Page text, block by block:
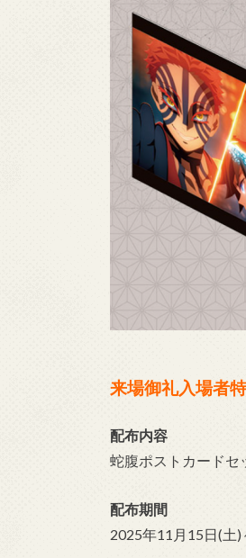
来場御礼入場者
配布内容
蛇腹ポストカードセ
配布期間
2025年11月15日(土